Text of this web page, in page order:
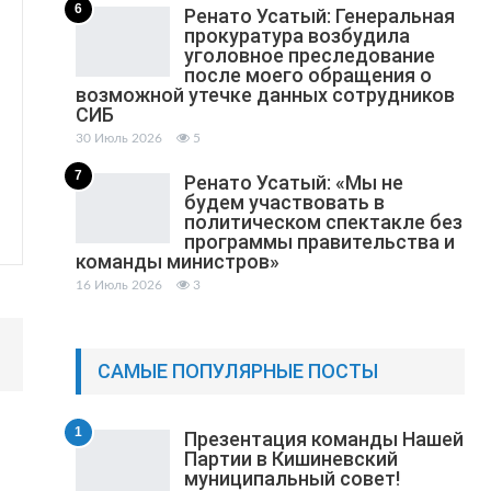
6
Ренато Усатый: Генеральная
прокуратура возбудила
уголовное преследование
после моего обращения о
возможной утечке данных сотрудников
СИБ
30 Июль 2026 5
7
Ренато Усатый: «Мы не
будем участвовать в
политическом спектакле без
программы правительства и
команды министров»
16 Июль 2026 3
САМЫЕ ПОПУЛЯРНЫЕ ПОСТЫ
1
Презентация команды Нашей
Партии в Кишиневский
муниципальный cовет!